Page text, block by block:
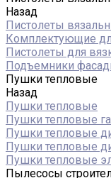
Назад
Пистолеты
Комплектующие
Пистолеты для
Подъемники
Пушки тепловые
Назад
Пушки тепловые
Пушки тепловые
Пушки тепловые
Пушки тепловые
Пушки тепловые
Пылесосы